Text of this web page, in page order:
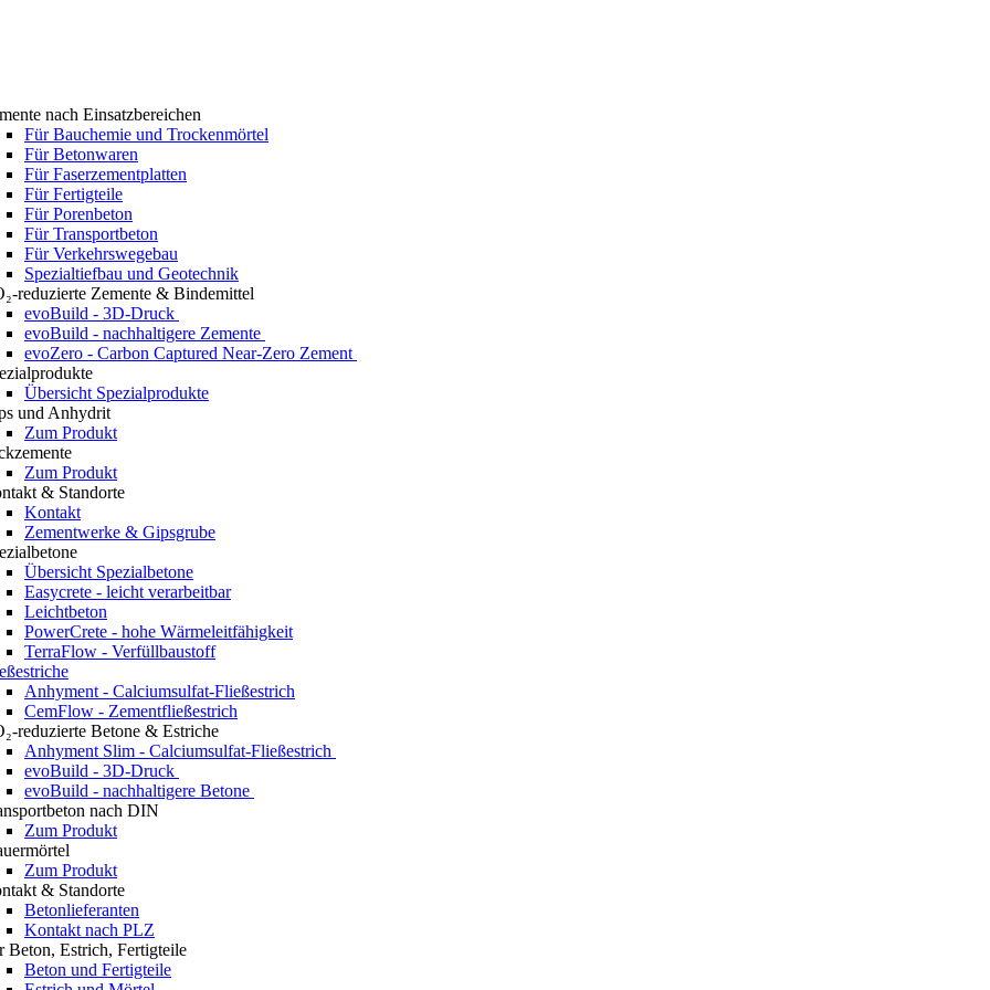
nach Einsatzbereichen
Für Bauchemie und Trockenmörtel
Für Betonwaren
Für Faserzementplatten
Für Fertigteile
Für Porenbeton
Für Transportbeton
Für Verkehrswegebau
Spezialtiefbau und Geotechnik
reduzierte Zemente & Bindemittel
evoBuild - 3D-Druck
evoBuild - nachhaltigere Zemente
evoZero - Carbon Captured Near-Zero Zement
Übersicht Spezialprodukte
und Anhydrit
Zum Produkt
Zum Produkt
& Standorte
Kontakt
Zementwerke & Gipsgrube
Übersicht Spezialbetone
Easycrete - leicht verarbeitbar
Leichtbeton
PowerCrete - hohe Wärmeleitfähigkeit
TerraFlow - Verfüllbaustoff
Anhyment - Calciumsulfat-Fließestrich
CemFlow - Zementfließestrich
reduzierte Betone & Estriche
Anhyment Slim - Calciumsulfat-Fließestrich
evoBuild - 3D-Druck
evoBuild - nachhaltigere Betone
nach DIN
Zum Produkt
Zum Produkt
& Standorte
Betonlieferanten
Kontakt nach PLZ
Beton, Estrich, Fertigteile
Beton und Fertigteile